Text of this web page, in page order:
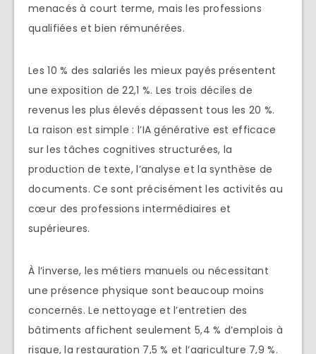
menacés à court terme, mais les professions
qualifiées et bien rémunérées.
Les 10 % des salariés les mieux payés présentent
une exposition de 22,1 %. Les trois déciles de
revenus les plus élevés dépassent tous les 20 %.
La raison est simple : l’IA générative est efficace
sur les tâches cognitives structurées, la
production de texte, l’analyse et la synthèse de
documents. Ce sont précisément les activités au
cœur des professions intermédiaires et
supérieures.
À l’inverse, les métiers manuels ou nécessitant
une présence physique sont beaucoup moins
concernés. Le nettoyage et l’entretien des
bâtiments affichent seulement 5,4 % d’emplois à
risque, la restauration 7,5 % et l’agriculture 7,9 %.